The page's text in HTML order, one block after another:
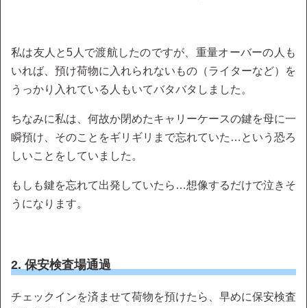
私は友人と5人で渡航したのですが、重量オーバーの人も
いれば、預け荷物に入れられないもの（ライターなど）を
うっかり入れている人もいてバタバタしました。
ちなみに私は、何故か閉めたキャリーケースの鍵を母に一
瞬預け、そのことをギリギリまで忘れていた…という恐ろ
しいことをしていました。
もしも鍵を忘れて出発していたら…想像するだけで泣きそ
うになります。
2. 保安検査場通過
チェックインを済ませて荷物を預けたら、早めに保安検査